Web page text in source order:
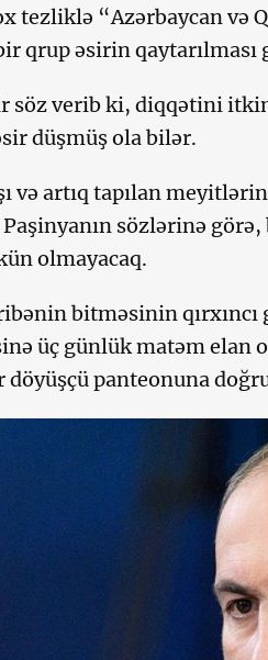
“Azərbaycan və
qrup əsirin
söz verib ki, diqqətini
düşmüş ola bilər.
və artıq tapılan
sözlərinə
olmayacaq.
bitməsinin
üç günlük matəm elan
döyüşçü panteonuna